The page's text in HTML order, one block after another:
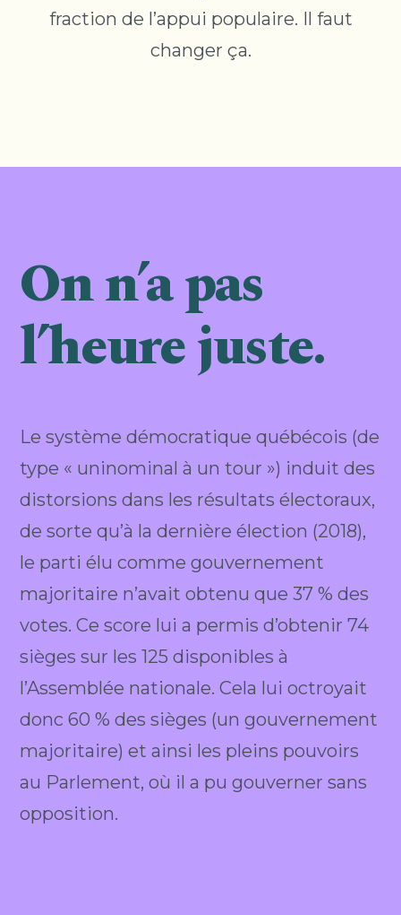
fraction de l’appui populaire. Il faut
changer ça.
On n’a pas
l’heure juste.
Le système démocratique québécois (de
type « uninominal à un tour ») induit des
distorsions dans les résultats électoraux,
de sorte qu’à la dernière élection (2018),
le parti élu comme gouvernement
majoritaire n’avait obtenu que 37 % des
votes. Ce score lui a permis d’obtenir 74
sièges sur les 125 disponibles à
l’Assemblée nationale. Cela lui octroyait
donc 60 % des sièges (un gouvernement
majoritaire) et ainsi les pleins pouvoirs
au Parlement, où il a pu gouverner sans
opposition.